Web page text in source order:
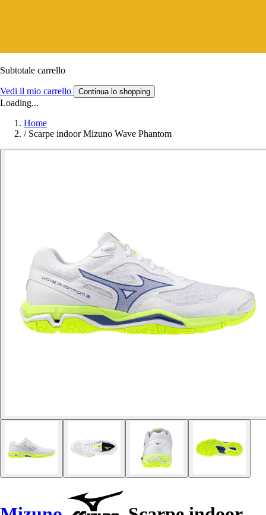
Subtotale carrello
Vedi il mio carrello Continua lo shopping
Loading...
Home
/ Scarpe indoor Mizuno Wave Phantom